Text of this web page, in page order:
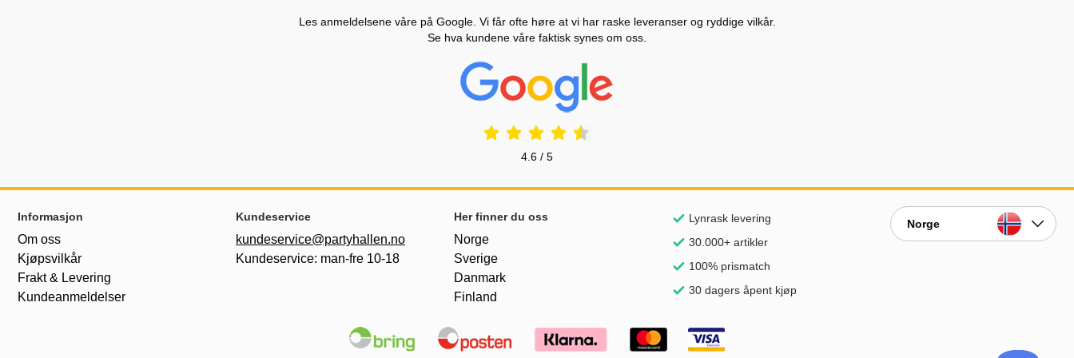
Les anmeldelsene våre på Google. Vi får ofte høre at vi har raske leveranser og ryddige vilkår.
Se hva kundene våre faktisk synes om oss.
Prisjakt Vurdering: 4.6 Stjerne
4.6 / 5
Footer-innhold Blandet informasjon og lenker
Informasjon
Om oss
Kjøpsvilkår
Frakt & Levering
Kundeanmeldelser
Kundeservice
kundeservice@partyhallen.no
Kundeservice: man-fre 10-18
Her finner du oss
Norge
Sverige
Danmark
Finland
Lynrask levering
30.000+ artikler
100% prismatch
30 dagers åpent kjøp
Norge